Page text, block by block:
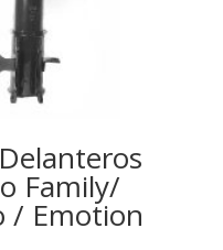
Family/
/ Emotion